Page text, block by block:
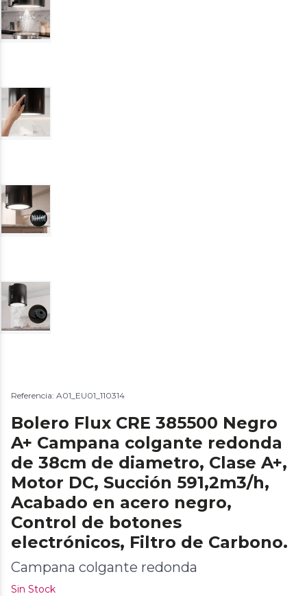
Referencia: A01_EU01_110314
Bolero Flux CRE 385500 Negro
A+ Campana colgante redonda
de 38cm de diametro, Clase A+,
Motor DC, Succión 591,2m3/h,
Acabado en acero negro,
Control de botones
electrónicos, Filtro de Carbono.
Campana colgante redonda
Sin Stock